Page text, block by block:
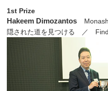
1st Prize
Hakeem Dimozantos
隠された道を見つける ／